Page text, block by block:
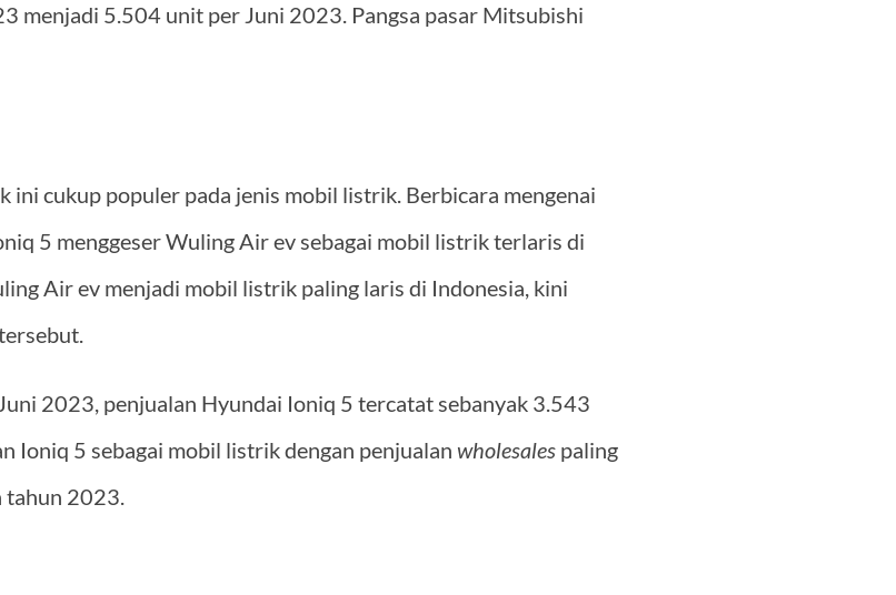
menjadi 5.504 unit per Juni 2023. Pangsa pasar Mitsubishi
ini cukup populer pada jenis mobil listrik. Berbicara mengenai
5 menggeser Wuling Air ev sebagai mobil listrik terlaris di
Air ev menjadi mobil listrik paling laris di Indonesia, kini
2023, penjualan Hyundai Ioniq 5 tercatat sebanyak 3.543
Ioniq 5 sebagai mobil listrik dengan penjualan wholesalespaling
tahun 2023.